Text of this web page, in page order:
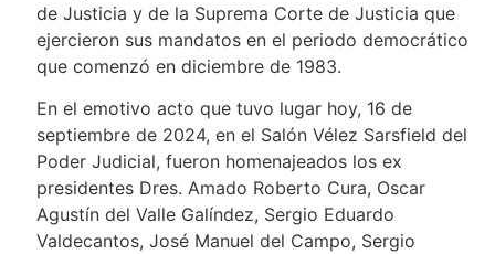
de Justicia y de la Suprema Corte de Justicia que
ejercieron sus mandatos en el periodo democrático
que comenzó en diciembre de 1983.
En el emotivo acto que tuvo lugar hoy, 16 de
septiembre de 2024, en el Salón Vélez Sarsfield del
Poder Judicial, fueron homenajeados los ex
presidentes Dres. Amado Roberto Cura, Oscar
Agustín del Valle Galíndez, Sergio Eduardo
Valdecantos, José Manuel del Campo, Sergio